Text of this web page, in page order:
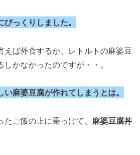
っくりしました。
えば外食するか、レトルトの麻婆豆
かなかったのですが・・。
麻婆豆腐が作れてしまうとは。
ご飯の上に乗っけて、 麻婆豆腐丼